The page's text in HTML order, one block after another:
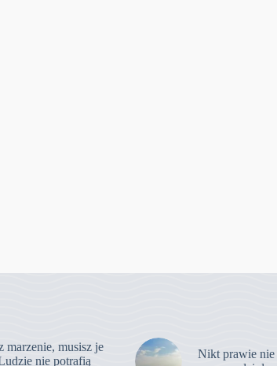
marzenie, musisz je
nie potrafią
Nikt prawie